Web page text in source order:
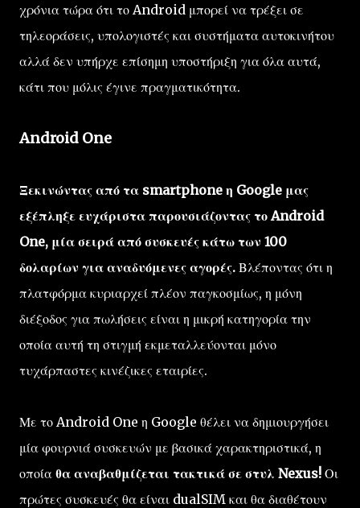
χρόνια τώρα ότι το Android μπορεί να τρέξει σε
τηλεοράσεις, υπολογιστές και συστήματα αυτοκινήτου
αλλά δεν υπήρχε επίσημη υποστήριξη για όλα αυτά,
κάτι που μόλις έγινε πραγματικότητα.
Android One
Ξεκινώντας από τα smartphone η Google μας
εξέπληξε ευχάριστα παρουσιάζοντας το Android
One, μία σειρά από συσκευές κάτω των 100
δολαρίων για αναδυόμενες αγορές. Βλέποντας ότι η
πλατφόρμα κυριαρχεί πλέον παγκοσμίως, η μόνη
διέξοδος για πωλήσεις είναι η μικρή κατηγορία την
οποία αυτή τη στιγμή εκμεταλλεύονται μόνο
τυχάρπαστες κινέζικες εταιρίες.
Με το Android One η Google θέλει να δημιουργήσει
μία φουρνιά συσκευών με βασικά χαρακτηριστικά, η
οποία θα αναβαθμίζεται τακτικά σε στυλ Nexus! Οι
πρώτες συσκευές θα είναι dualSIM και θα διαθέτουν